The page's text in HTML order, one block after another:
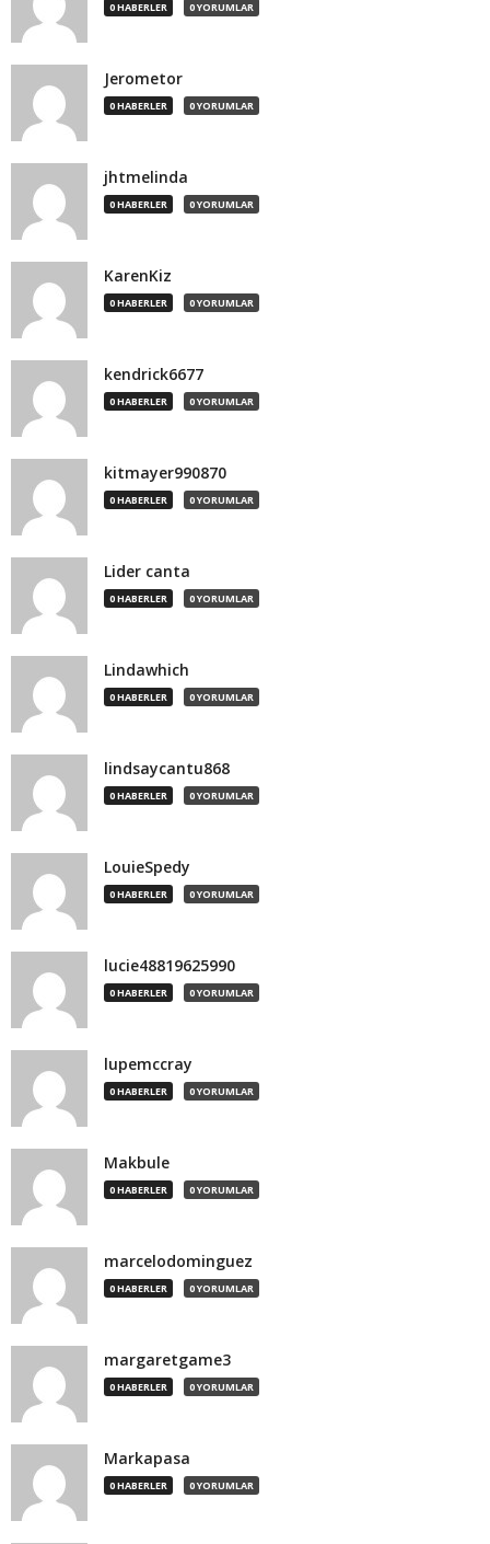
0 HABERLER 0 YORUMLAR
Jerometor
0 HABERLER 0 YORUMLAR
jhtmelinda
0 HABERLER 0 YORUMLAR
KarenKiz
0 HABERLER 0 YORUMLAR
kendrick6677
0 HABERLER 0 YORUMLAR
kitmayer990870
0 HABERLER 0 YORUMLAR
Lider canta
0 HABERLER 0 YORUMLAR
Lindawhich
0 HABERLER 0 YORUMLAR
lindsaycantu868
0 HABERLER 0 YORUMLAR
LouieSpedy
0 HABERLER 0 YORUMLAR
lucie48819625990
0 HABERLER 0 YORUMLAR
lupemccray
0 HABERLER 0 YORUMLAR
Makbule
0 HABERLER 0 YORUMLAR
marcelodominguez
0 HABERLER 0 YORUMLAR
margaretgame3
0 HABERLER 0 YORUMLAR
Markapasa
0 HABERLER 0 YORUMLAR